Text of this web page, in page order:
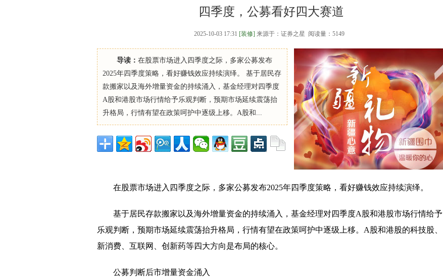
四季度，公募看好四大赛道
2025-10-03 17:31 [装修] 来源于：证券之星 阅读量：5149
导读： 在股票市场进入四季度之际，多家公募发布
2025年四季度策略，看好赚钱效应持续演绎。 基于居民存
款搬家以及海外增量资金的持续涌入，基金经理对四季度
A股和港股市场行情给予乐观判断，预期市场延续震荡抬
升格局，行情有望在政策呵护中逐级上移。A股和...
在股票市场进入四季度之际，多家公募发布2025年四季度策略，看好赚钱效应持续演绎。
基于居民存款搬家以及海外增量资金的持续涌入，基金经理对四季度A股和港股市场行情给予
乐观判断，预期市场延续震荡抬升格局，行情有望在政策呵护中逐级上移。A股和港股的科技股、
新消费、互联网、创新药等四大方向是布局的核心。
公募判断后市增量资金涌入